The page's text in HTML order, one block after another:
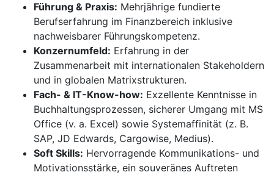
Führung & Praxis: Mehrjährige fundierte
Berufserfahrung im Finanzbereich inklusive
nachweisbarer Führungskompetenz.
Konzernumfeld: Erfahrung in der
Zusammenarbeit mit internationalen Stakeholdern
und in globalen Matrixstrukturen.
Fach- & IT-Know-how: Exzellente Kenntnisse in
Buchhaltungsprozessen, sicherer Umgang mit MS
Office (v. a. Excel) sowie Systemaffinität (z. B.
SAP, JD Edwards, Cargowise, Medius).
Soft Skills: Hervorragende Kommunikations- und
Motivationsstärke, ein souveränes Auftreten